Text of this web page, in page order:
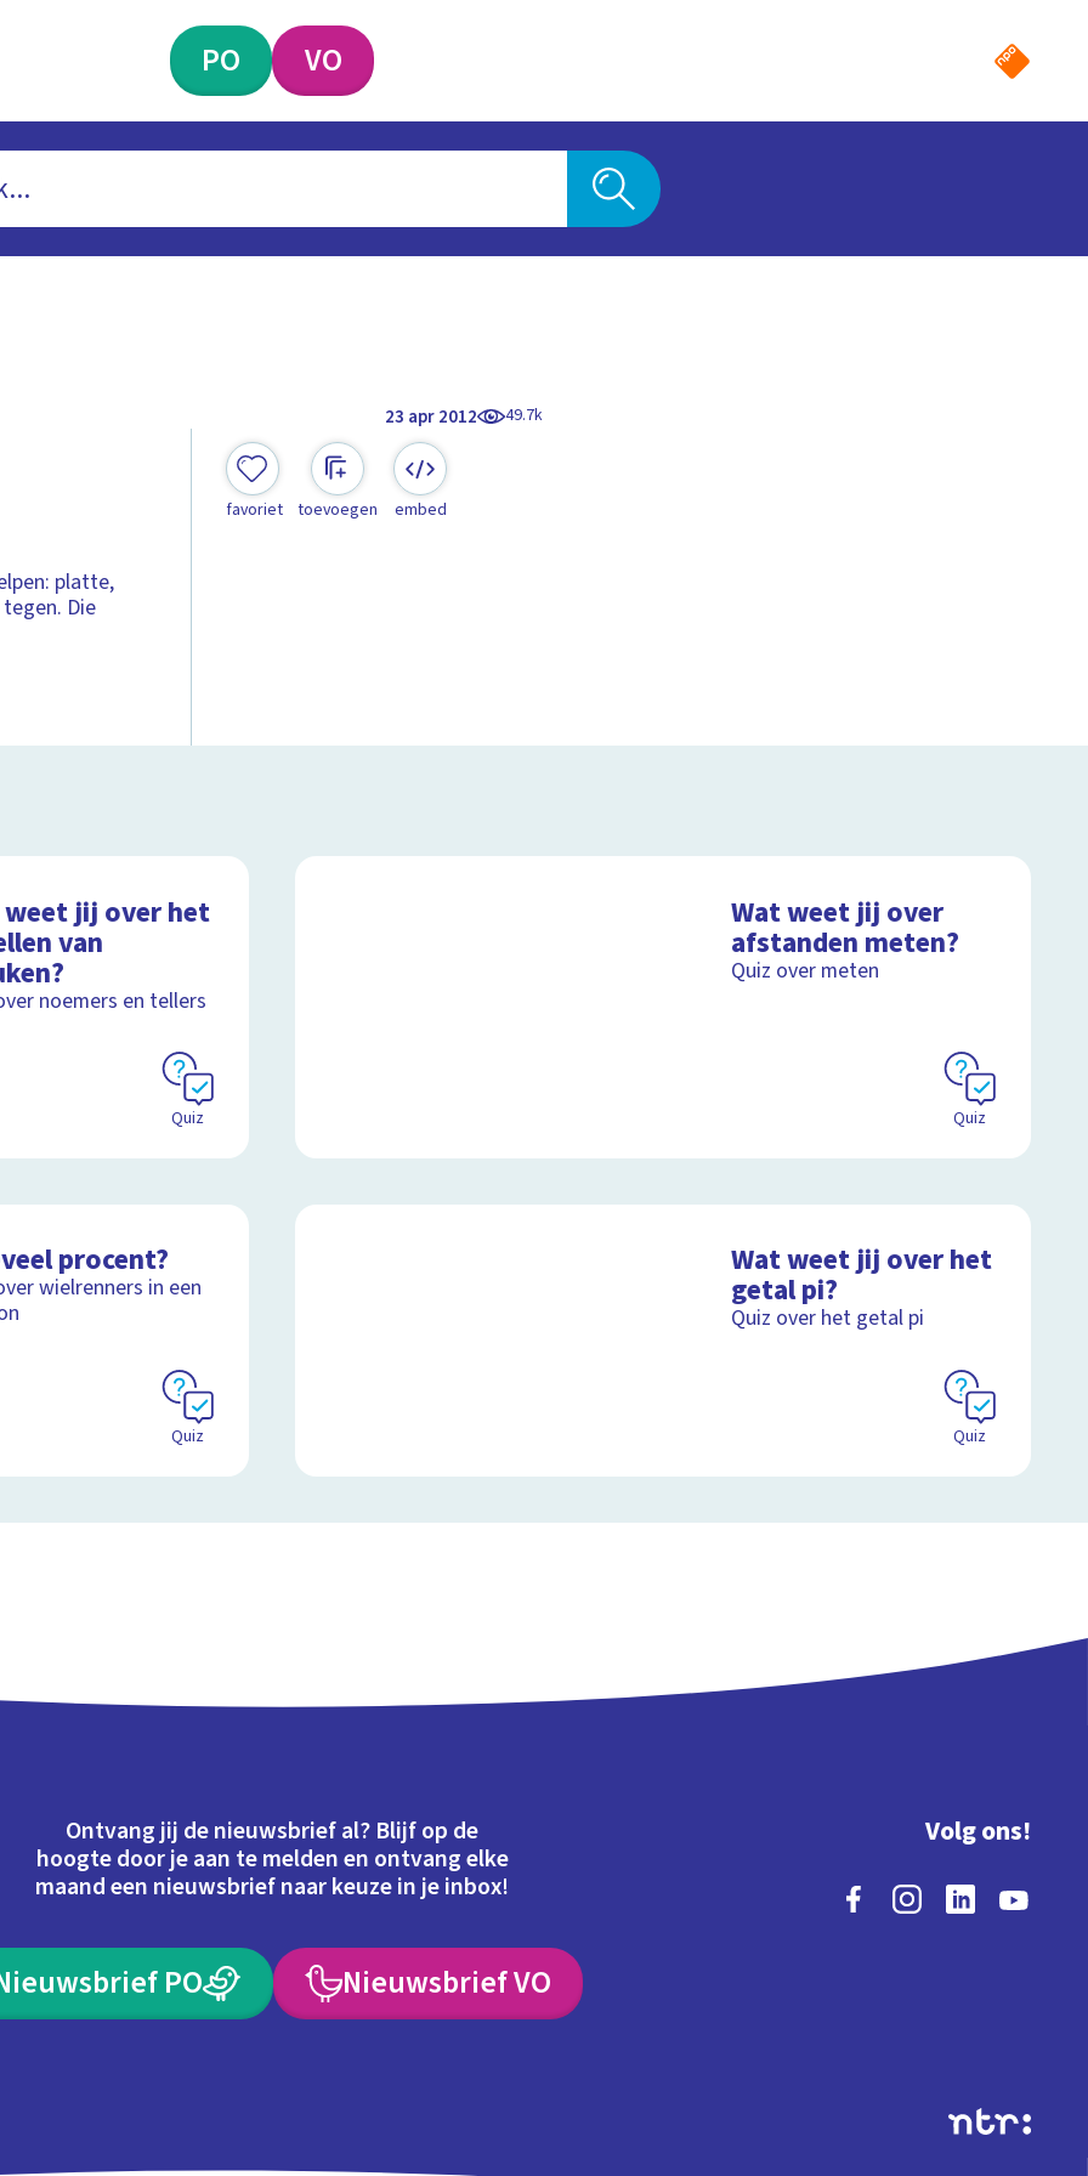
PO VO
23 apr 2012 49.7k
platte,
Die
favoriet toevoegen embed
weet jij over het
van
noemers en tellers
Quiz
Wat weet jij over
afstanden meten?
Quiz over meten
Quiz
procent?
wielrenners in een
Quiz
Wat weet jij over het
getal pi?
Quiz over het getal pi
Quiz
Ontvang jij de nieuwsbrief al? Blijf op de
hoogte door je aan te melden en ontvang elke
maand een nieuwsbrief naar keuze in je inbox!
PO Nieuwsbrief VO
Volg ons!